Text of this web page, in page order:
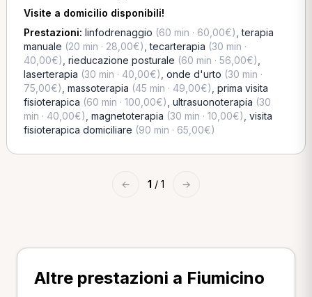
Visite a domicilio disponibili!
Prestazioni: linfodrenaggio (60 min · 60,00€) ,terapia
manuale (20 min · 28,00€) ,tecarterapia (30 min ·
40,00€) rieducazione posturale (60 min · 56,00€)
laserterapia (30 min · 40,00€) onde d'urto (30 min ·
75,00€) massoterapia (45 min · 49,00€) prima visita
fisioterapica (60 min · 100,00€) ultrasuonoterapia (30
min · 40,00€) magnetoterapia (30 min · 10,00€) visita
fisioterapica domiciliare (90 min · 65,00€)
← 1 / 1 →
Altre prestazioni a Fiumicino